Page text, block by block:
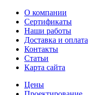
О компании
Сертификаты
Наши работы
Доставка и оплата
Контакты
Статьи
Карта сайта
Цены